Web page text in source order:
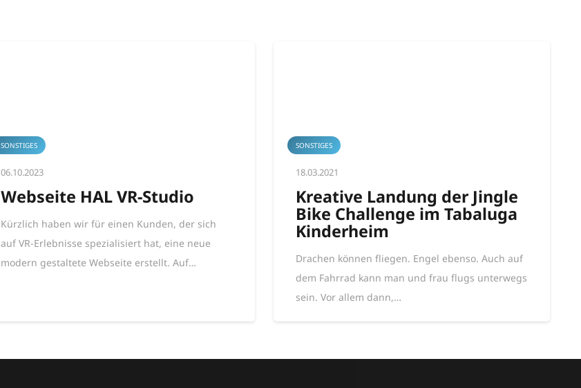
SONSTIGES
06.10.2023
Webseite HAL VR-Studio
Kürzlich haben wir für einen Kunden, der sich
auf VR-Erlebnisse spezialisiert hat, eine neue
modern gestaltete Webseite erstellt. Auf…
SONSTIGES
18.03.2021
Kreative Landung der Jingle
Bike Challenge im Tabaluga
Kinderheim
Drachen können fliegen. Engel ebenso. Auch auf
dem Fahrrad kann man und frau flugs unterwegs
sein. Vor allem dann,…